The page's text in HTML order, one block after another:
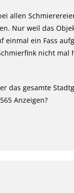
allen
Nur weil das
einmal ein Fass
nicht mal
das gesamte
Anzeigen?